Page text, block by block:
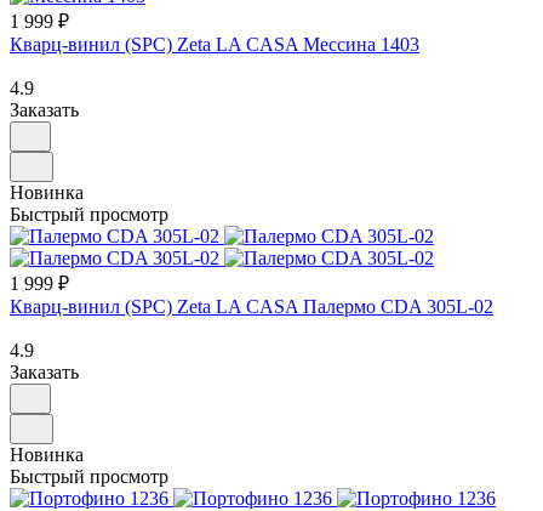
1 999 ₽
Кварц-винил (SPC) Zeta LA CASA Мессина 1403
4.9
Заказать
Новинка
Быстрый просмотр
1 999 ₽
Кварц-винил (SPC) Zeta LA CASA Палермо CDA 305L-02
4.9
Заказать
Новинка
Быстрый просмотр